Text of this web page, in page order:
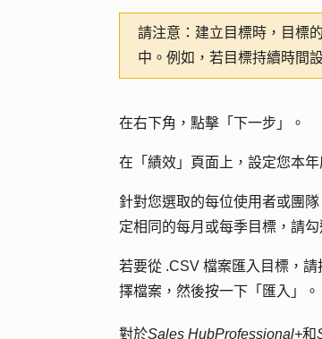
請注意： 建立目標時，目標的
中。例如，若目標持續時間
在右下角，點擊「 下一步 」。
在「績效」頁面上，設定您本年
針對您選取的每位使用者或團
定相同的每月或每季目標，請
若要從 .CSV 檔案匯入目標，請
擇檔案 ，然後按一下「 匯入 」。
對於Sales HubProfessional+和